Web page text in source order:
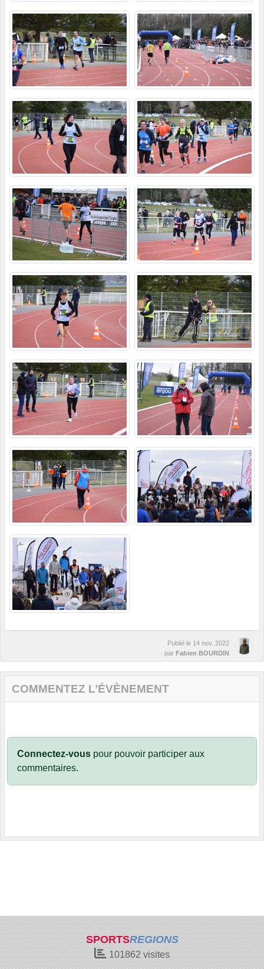
Publié le 14 nov. 2022
par Fabien BOURDIN
COMMENTEZ L’ÉVÈNEMENT
Connectez-vous pour pouvoir participer aux
commentaires.
SPORTSREGIONS
101862 visites